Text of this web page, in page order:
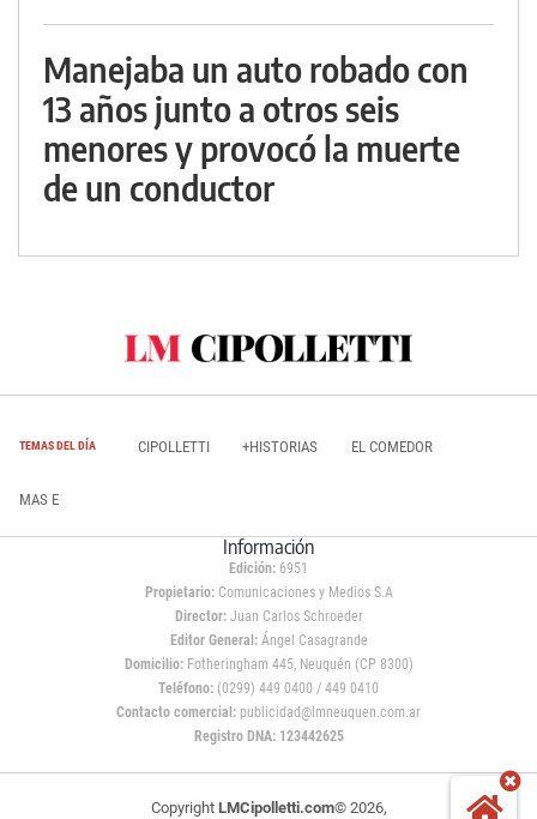
Manejaba un auto robado con
13 años junto a otros seis
menores y provocó la muerte
de un conductor
TEMAS DEL DÍA CIPOLLETTI +HISTORIAS EL COMEDOR
MAS E
Información
Edición: 6951
Propietario:Comunicaciones y Medios S.A
Director: Juan Carlos Schroeder
Editor General:Ángel Casagrande
Domicilio:Fotheringham 445, Neuquén (CP 8300)
Teléfono: (0299) 449 0400 / 449 0410
Contacto comercial: publicidad@lmneuquen.com.ar
Registro DNA: 123442625
Copyright LMCipolletti.com© 2026,